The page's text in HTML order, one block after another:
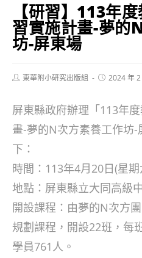
【研習】113年
習實施計畫-夢的
坊-屏東場
Post東華附小研究出版組
Post2024 年 2
屏東縣政府辦理「113年
畫-夢的N次方素養工作坊
下：
時間：113年4月20日(星
地點：屏東縣立大同高級
開設課程：由夢的N次方
規劃課程，開設22班，每
學員761人。